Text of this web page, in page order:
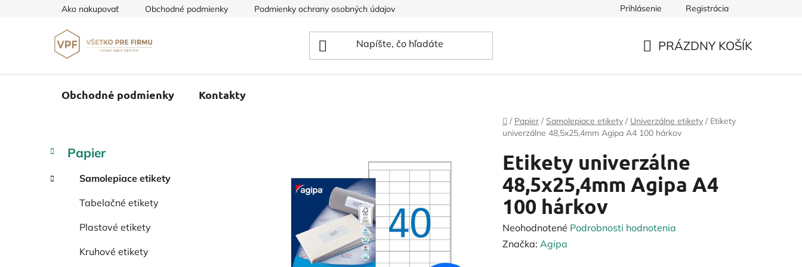
Ako nakupovať Obchodné podmienky Podmienky ochrany osobných údajov Prihlásenie Registrácia
PRÁZDNY KOŠÍK
Obchodné podmienky Kontakty
Domov
/ Papier / Samolepiace etikety / Univerzálne etikety / Etikety
univerzálne 48,5x25,4mm Agipa A4 100 hárkov
B
č
kategórie
K
a
e
Papier
Samolepiace etikety
Tabelačné etikety
Plastové etikety
Kruhové etikety
Etikety univerzálne
48,5x25,4mm Agipa A4
100 hárkov
Priemerné
hodnotenie
Neohodnotené Podrobnosti hodnotenia
Značka: Agipa